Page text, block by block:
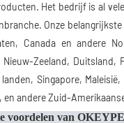
Het bedrijf is al
Onze
Canada en andere
Nieuw-Zeeland, Duitsland,
Singapore,
en andere Zuid-
voordelen van